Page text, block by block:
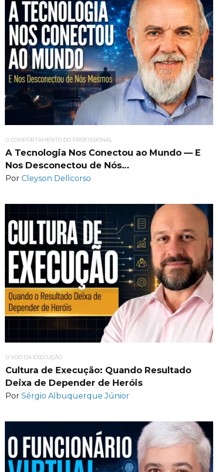
O COMPORTAMENTO DO PROFISSIONAL
A Tecnologia Nos Conectou ao Mundo — E
Nos Desconectou de Nós…
Por Cleyson Dellcorso
O VOO DA EXECUÇÃO
Cultura de Execução: Quando Resultado
Deixa de Depender de Heróis
Por Sérgio Albuquerque Júnior